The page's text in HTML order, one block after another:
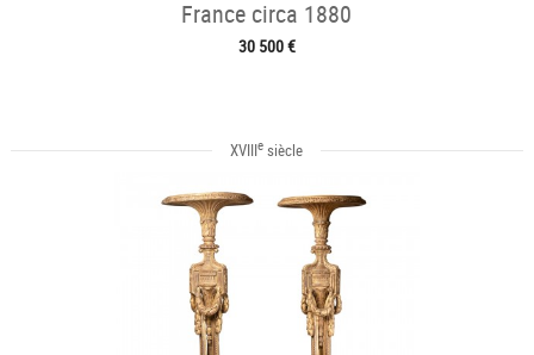
France circa 1880
30 500 €
XVIIIe siècle